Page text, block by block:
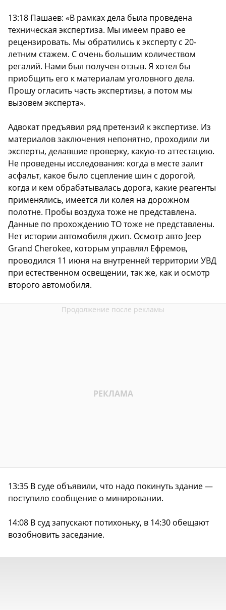
13:18 Пашаев: «В рамках дела была проведена
техническая экспертиза. Мы имеем право ее
рецензировать. Мы обратились к эксперту с 20-
летним стажем. С очень большим количеством
регалий. Нами был получен отзыв. Я хотел бы
приобщить его к материалам уголовного дела.
Прошу огласить часть экспертизы, а потом мы
вызовем эксперта».
Адвокат предъявил ряд претензий к экспертизе. Из
материалов заключения непонятно, проходили ли
эксперты, делавшие проверку, какую-то аттестацию.
Не проведены исследования: когда в месте залит
асфальт, какое было сцепление шин с дорогой,
когда и кем обрабатывалась дорога, какие реагенты
применялись, имеется ли колея на дорожном
полотне. Пробы воздуха тоже не представлена.
Данные по прохождению ТО тоже не представлены.
Нет истории автомобиля джип. Осмотр авто Jeep
Grand Cherokee, которым управлял Ефремов,
проводился 11 июня на внутренней территории УВД
при естественном освещении, так же, как и осмотр
второго автомобиля.
13:35 В суде объявили, что надо покинуть здание —
поступило сообщение о минировании.
14:08 В суд запускают потихоньку, в 14:30 обещают
возобновить заседание.